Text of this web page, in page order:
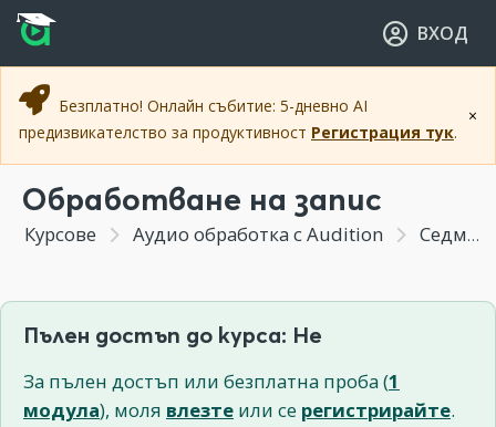
Прескочи към основното съдържание
Прескочи към навигацията
ВХОД
×
Безплатно! Онлайн събитие: 5-дневно AI
предизвикателство за продуктивност Регистрация тук.
Обработване на запис
Курсове Аудио обработка с Audition Седмица 5 - Чистене на шум, компресори, дилей и реверб
Пълен достъп до курса: Не
За пълен достъп или безплатна проба (1
модула), моля влезте или се регистрирайте.